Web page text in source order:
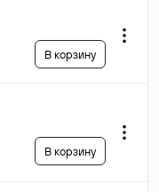
В корзину
В корзину